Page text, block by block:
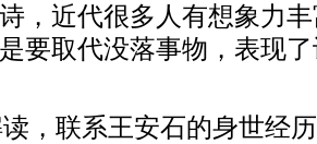
，近代很多人有想象力
要取代没落事物，表现
，联系王安石的身世经